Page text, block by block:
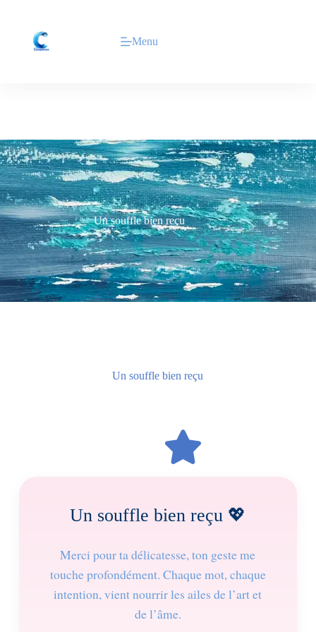
Menu
Un souffle bien reçu
Un souffle bien reçu
Un souffle bien reçu 💖
Merci pour ta délicatesse, ton geste me
touche profondément. Chaque mot, chaque
intention, vient nourrir les ailes de l’art et
de l’âme.